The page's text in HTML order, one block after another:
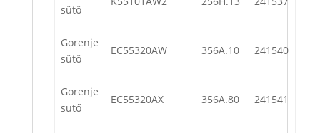
sütő
Gorenje
sütő
EC55320AW 356A.10 241540
Gorenje
sütő
EC55320AX 356A.80 241541